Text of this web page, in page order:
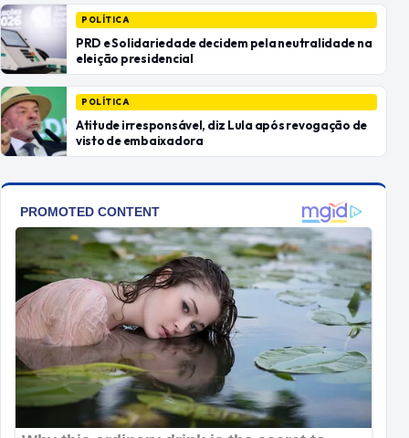
POLÍTICA
PRD e Solidariedade decidem pela neutralidade na
eleição presidencial
POLÍTICA
Atitude irresponsável, diz Lula após revogação de
visto de embaixadora